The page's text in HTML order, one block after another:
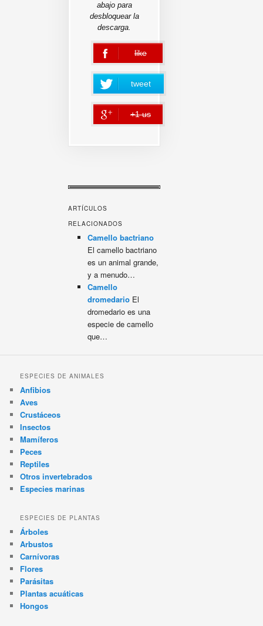
abajo para
desbloquear la
descarga.
like
error
tweet
+1 us
error
ARTÍCULOS
RELACIONADOS
Camello bactriano
El camello bactriano
es un animal grande,
y a menudo…
Camello
dromedarioEl
dromedario es una
especie de camello
que…
ESPECIES DE ANIMALES
Anfibios
Aves
Crustáceos
Insectos
Mamíferos
Peces
Reptiles
Otros invertebrados
Especies marinas
ESPECIES DE PLANTAS
Árboles
Arbustos
Carnívoras
Flores
Parásitas
Plantas acuáticas
Hongos